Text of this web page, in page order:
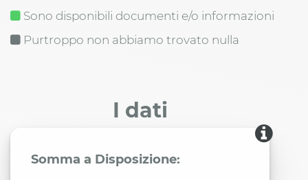
Sono disponibili documenti e/o informazioni
Purtroppo non abbiamo trovato nulla
I dati
Somma a Disposizione: